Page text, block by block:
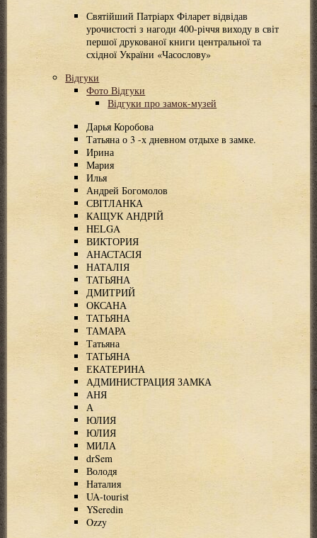
Святійший Патріарх Філарет відвідав
урочистості з нагоди 400-річчя виходу в світ
першої друкованої книги центральної та
східної України «Часослову»
Відгуки
Фото Відгуки
Відгуки про замок-музей
Дарья Коробова
Татьяна о 3 -х дневном отдыхе в замке.
Ирина
Мария
Илья
Андрей Богомолов
СВІТЛАНКА
КАЩУК АНДРІЙ
HELGA
ВИКТОРИЯ
АНАСТАСІЯ
НАТАЛІЯ
ТАТЬЯНА
ДМИТРИЙ
ОКСАНА
ТАТЬЯНА
ТАМАРА
Татьяна
ТАТЬЯНА
ЕКАТЕРИНА
АДМИНИСТРАЦИЯ ЗАМКА
АНЯ
А
ЮЛИЯ
ЮЛИЯ
МИЛА
drSem
Володя
Наталия
UA-tourist
YSeredin
Ozzy